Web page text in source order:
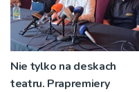
Nie tylko na deskach
teatru. Prapremiery